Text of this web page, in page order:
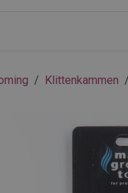
Klittenkammen